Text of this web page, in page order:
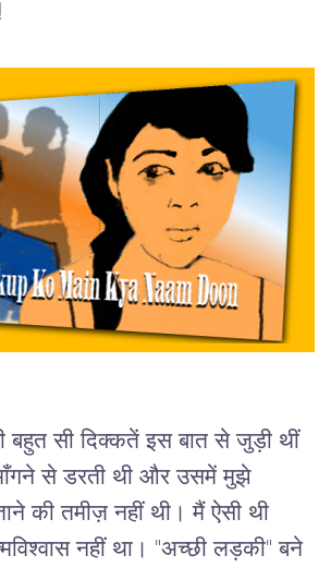
सी दिक्कतें इस बात से जुड़ी थीं
से डरती थी और उसमें मुझे
की तमीज़ नहीं थी। मैं ऐसी थी
नहीं था। "अच्छी लड़की" बने